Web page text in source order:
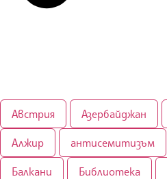
Австрия Азербайджан
Алжир антисемитизъм
Балкани Библиотека